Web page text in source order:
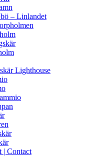
– Linlandet
Lighthouse
| Contact